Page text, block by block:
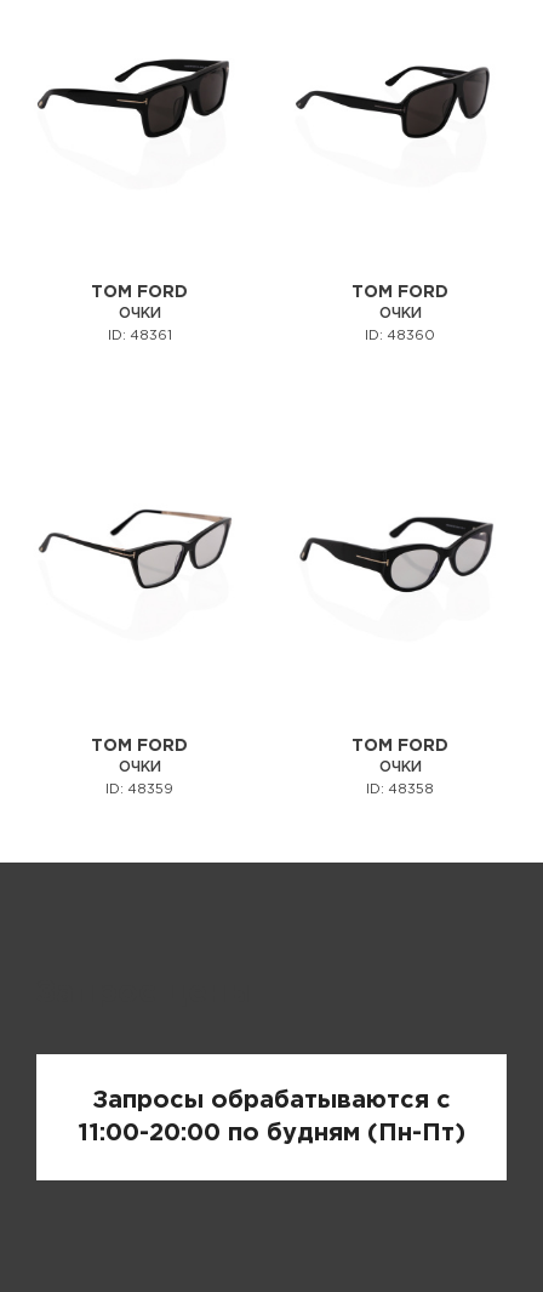
TOM FORD
ОЧКИ
ID: 48361
TOM FORD
ОЧКИ
ID: 48360
TOM FORD
ОЧКИ
ID: 48359
TOM FORD
ОЧКИ
ID: 48358
Запросы обрабатываются с
11:00-20:00 по будням (Пн-Пт)